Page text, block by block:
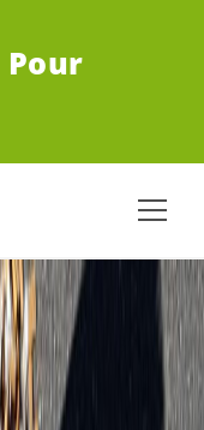
Pour